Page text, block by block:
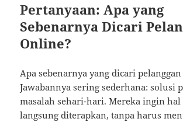
Pertanyaan: Apa yang
Sebenarnya Dicari
Online?
Apa sebenarnya yang dicari
Jawabannya sering sederhana: solusi
masalah sehari-hari. Mereka ingin hal
langsung diterapkan, tanpa harus